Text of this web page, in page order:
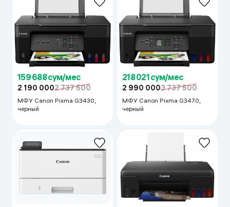
159 688 сум/мес
2 190 0002 737 500
МФУ Canon Pixma G3430,
черный
218 021 сум/мес
2 990 0003 737 500
МФУ Canon Pixma G3470,
черный